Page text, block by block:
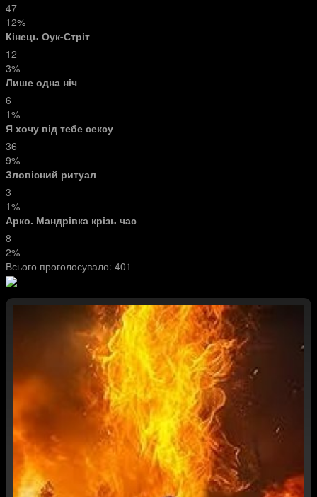
47
12%
Кінець Оук-Стріт
12
3%
Лише одна ніч
6
1%
Я хочу від тебе сексу
36
9%
Зловісний ритуал
3
1%
Арко. Мандрівка крізь час
8
2%
Всього проголосувало: 401